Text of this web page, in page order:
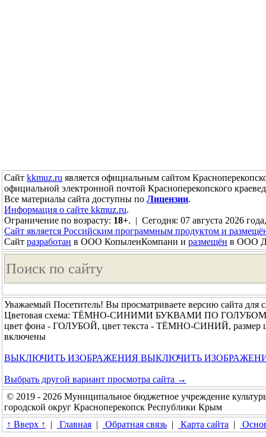
Сайт kkmuz.ru является официальным сайтом
официальной электронной почтой Красноперекопского
Все материалы сайта доступны по Лицензии.
Информация о сайте kkmuz.ru.
Ограничение по возрасту: 18+. | Сегодня: 07 августа 2026
Сайт является Российским программным продуктом и
Сайт разработан в ООО КопыленКомпани и размещён в ООО
Уважаемый Посетитель! Вы просматриваете версию сайта для
Цветовая схема: ТЁМНО-СИНИМИ БУКВАМИ ПО
цвет фона - ГОЛУБОЙ, цвет текста - ТЁМНО-СИНИЙ,
включены
ВЫКЛЮЧИТЬ ИЗОБРАЖЕНИЯ ВЫКЛЮЧИТЬ
Выбрать другой вариант просмотра сайта →
© 2019 - 2026 Муниципальное бюджетное учреждение
городской округ Красноперекопск Республики Крым
↑ Вверх ↑
| Главная | Обратная связь | Карта сайта |